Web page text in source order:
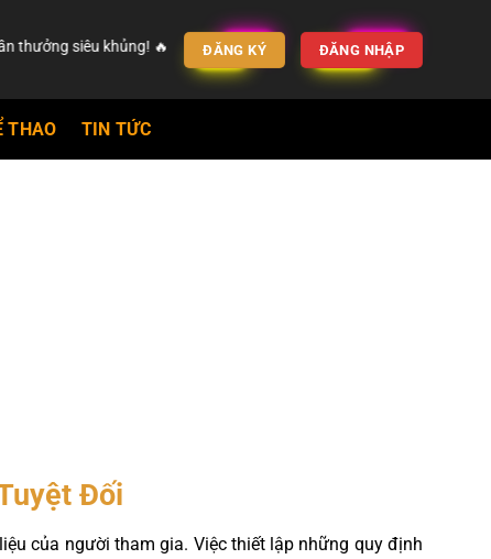
khủng! 🔥 ĐĂNG KÝ ĐĂNG NHẬP
THAO TIN TỨC
Đối
của người tham gia. Việc thiết lập những quy định